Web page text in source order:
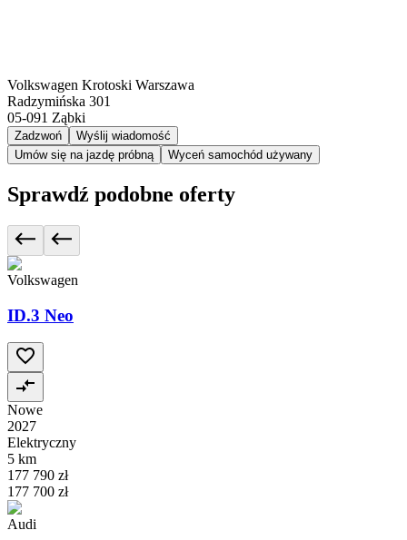
Volkswagen Krotoski Warszawa
Radzymińska 301
05-091 Ząbki
Zadzwoń
Wyślij wiadomość
Umów się na jazdę próbną
Wyceń samochód używany
Sprawdź podobne oferty
Volkswagen
ID.3 Neo
Nowe
2027
Elektryczny
5 km
177 790 zł
177 700 zł
Audi